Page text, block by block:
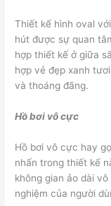
Thiết kế hình oval
hút được sự quan
hợp thiết kế ở giữa
hợp vẻ đẹp xanh
và thoáng đãng.
Hồ bơi vô cực
Hồ bơi vô cực hay
nhấn trong thiết kế
không gian ảo dài
nghiệm của người